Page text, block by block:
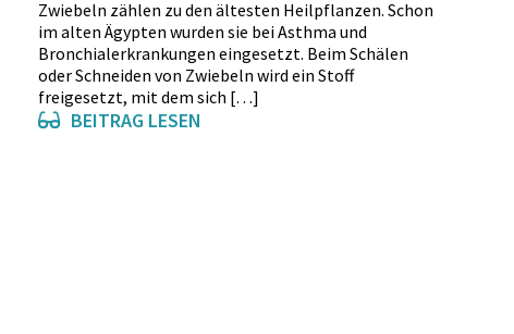
Zwiebeln zählen zu den ältesten Heilpflanzen. Schon
im alten Ägypten wurden sie bei Asthma und
Bronchialerkrankungen eingesetzt. Beim Schälen
oder Schneiden von Zwiebeln wird ein Stoff
freigesetzt, mit dem sich […]
BEITRAG LESEN